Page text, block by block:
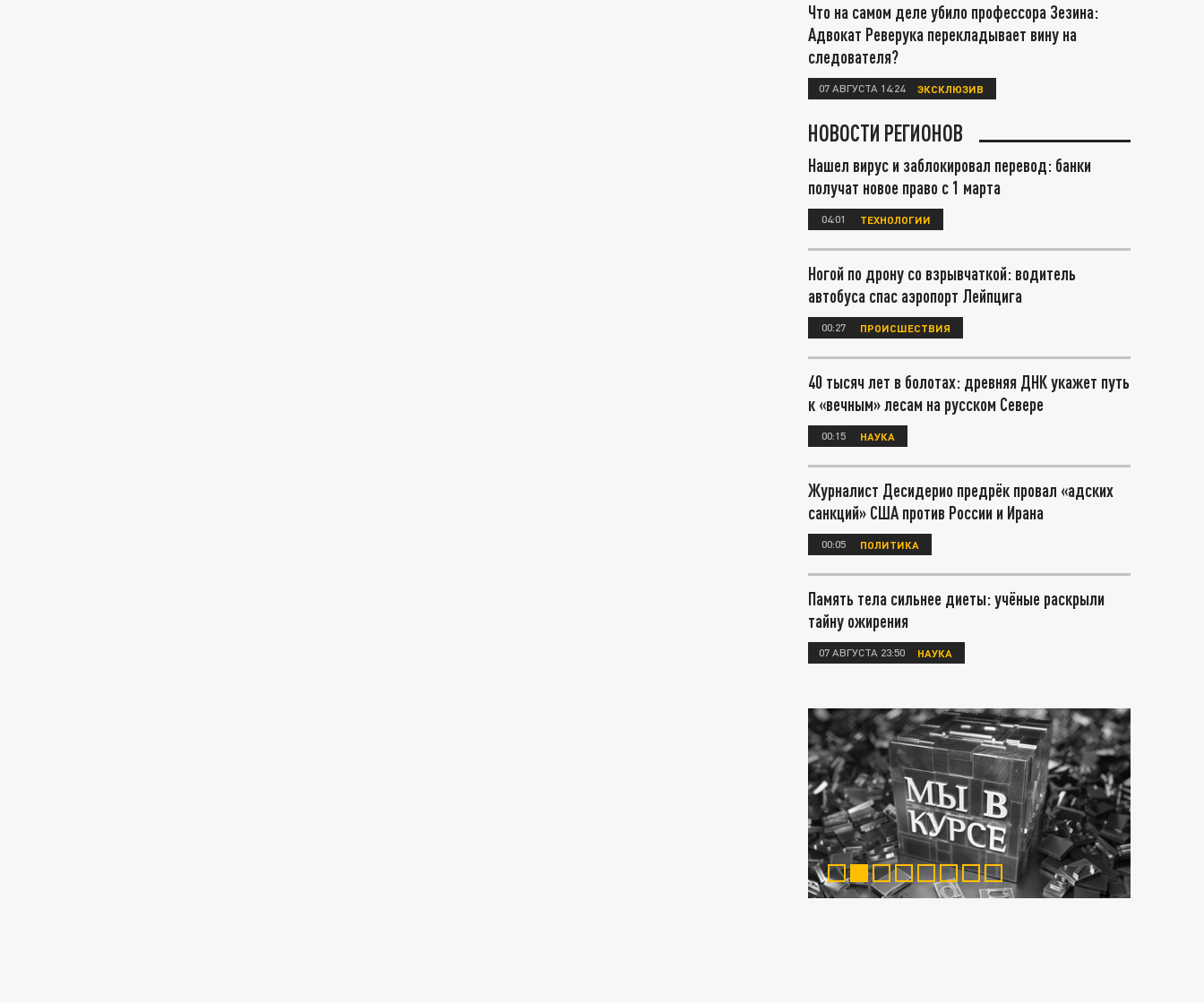
Что на самом деле убило профессора Зезина:
Адвокат Реверука перекладывает вину на
следователя?
07 АВГУСТА 14:24 ЭКСКЛЮЗИВ
НОВОСТИ РЕГИОНОВ
Нашел вирус и заблокировал перевод: банки
получат новое право с 1 марта
04:01 ТЕХНОЛОГИИ
Ногой по дрону со взрывчаткой: водитель
автобуса спас аэропорт Лейпцига
00:27 ПРОИСШЕСТВИЯ
40 тысяч лет в болотах: древняя ДНК укажет путь
к «вечным» лесам на русском Севере
00:15 НАУКА
Журналист Десидерио предрёк провал «адских
санкций» США против России и Ирана
00:05 ПОЛИТИКА
Память тела сильнее диеты: учёные раскрыли
тайну ожирения
07 АВГУСТА 23:50 НАУКА